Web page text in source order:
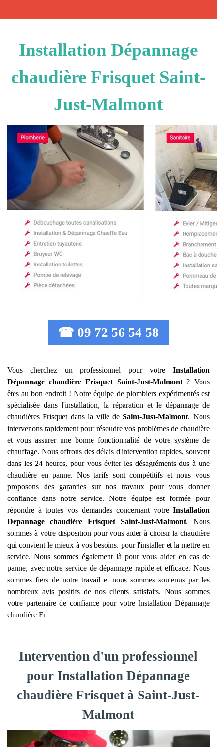
Installation Dépannage
chaudière Frisquet Saint-
Just-Malmont
☎ 09 72 56 54 58
Vous cherchez un professionnel pour votre Installation
Dépannage chaudière Frisquet Saint-Just-Malmont? Vous
êtes au bon endroit ! Notre équipe de plombiers expérimentés est
spécialisée dans l'installation, la réparation et le dépannage de
chaudières Frisquet dans la ville deSaint-Just-Malmont. Nous
intervenons rapidement pour résoudre vos problèmes de chaudière
et vous assurer une bonne fonctionnalité de votre système de
chauffage. Nous offrons des délais d'intervention rapides, souvent
dans les 24 heures, pour vous éviter les désagréments dus à une
chaudière en panne. Nos tarifs sont compétitifs et nous vous
proposons des garanties sur nos travaux pour vous donner
confiance dans notre service. Notre équipe est formée pour
répondre à toutes vos demandes concernant votre Installation
Dépannage chaudière Frisquet
Saint-Just-Malmont. Nous
sommes à votre disposition pour vous aider à choisir la chaudière
qui convient le mieux à vos besoins, pour l'installer et la mettre en
service. Nous sommes également là pour vous aider en cas de
panne, avec notre service de dépannage rapide et efficace. Nous
sommes fiers de notre travail et nous sommes soutenus par les
nombreux avis positifs de nos clients satisfaits. Nous sommes
votre partenaire de confiance pour votre Installation Dépannage
chaudière Fr
Intervention d'un professionnel
pour Installation Dépannage
chaudière Frisquet à Saint-Just-
Malmont